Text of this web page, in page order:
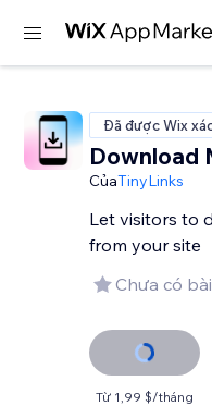
Đã được Wix
Download
CủaTinyLinks
Let visitors to
from your site
Chưa có
Từ 1,99 $/tháng